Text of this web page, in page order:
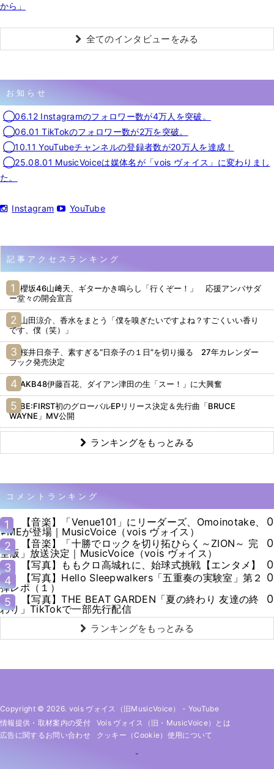
から」
全てのインタビューをみる
お知らせ
◯06.12 Instagramのフォロワー数が4万人を突破。
◯06.01 TikTokのフォロワー数が2万を突破。
◯10.11 YouTubeチャンネルの登録者数が20万人を達成！
◯25.08.01 MusicVoiceは媒体名が「vois ヴォイス」に変わりまし
た。
Instagram YouTube
記事アクセスランキング
櫻坂46山﨑天、ギターかき鳴らし「行くぞー！」 応援アンバサダ
ー堂々の開会宣言
山田涼介、香水をまとう「僕を嗅ぎたいですよね？すごくいい香り
です、僕（笑）」
桜井日奈子、素すぎる“日奈子の１日”を切り撮る 27年カレンダー
ブック発売決定
AKB48伊藤百花、ダイアン津田の生「スー！」に大興奮
BE:FIRST初のグローバルEPリリース決定＆先行曲「BRUCE
WAYNE」MV公開
ランキングをもっとみる
コメントランキング
1
【音楽】「Venue101」にリーダーズ、Omoinotake、
≠MEが登場｜MusicVoice（vois ヴォイス）
0
2
【音楽】「十勝でロックを切り拓ひらく～ZION～ 完
全版」放送決定｜MusicVoice（vois ヴォイス）
0
3
【写真】ももクロ高城れに、始球式挑戦【エンタメ】
0
4
【写真】Hello Sleepwalkers「五重奏の実験室」第２
弾レポ（１）
0
5
【写真】THE BEAT GARDEN「夏の終わり 友達の終
わり」TikTokで一部先行配信
0
ランキングをもっとみる
Copyright © 2026. vois ヴォイス（旧MusicVoice） - YouTube
情報提供・取材案内の受付
Vois ヴォイス（旧・MusicVoice）とは
広告に関するお問い合わせ
クッキー（cookie）使用について
-